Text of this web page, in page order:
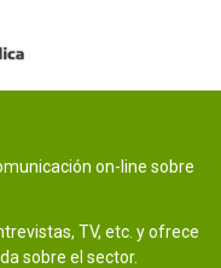
on-line sobre
TV, etc. y ofrece
sobre el sector.